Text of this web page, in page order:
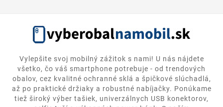
Vylepšite svoj mobilný zážitok s nami! U nás nájdete
všetko, čo váš smartphone potrebuje - od trendových
obalov, cez kvalitné ochranné sklá a špičkové slúchadlá,
až po praktické držiaky a robustné nabíjačky. Ponúkame
tiež široký výber tašiek, univerzálnych USB konektorov,